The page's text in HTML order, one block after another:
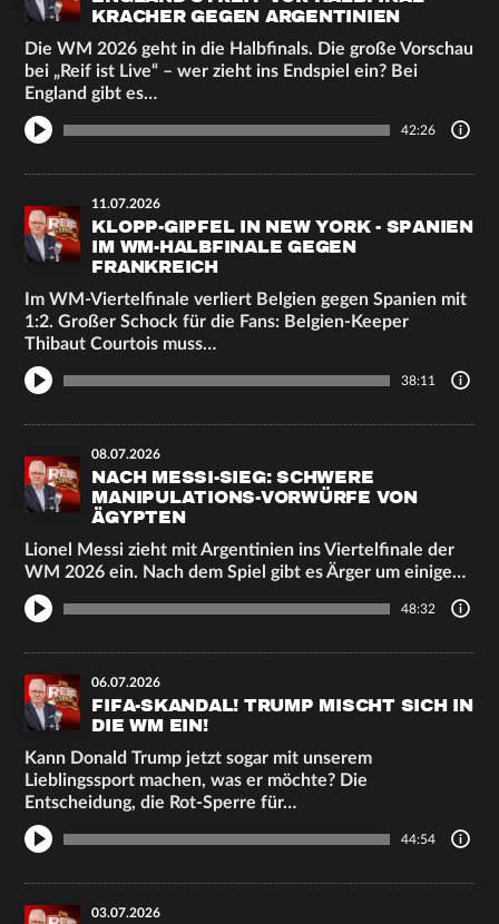
KRACHER GEGEN ARGENTINIEN
Die WM 2026 geht in die Halbfinals. Die große Vorschau
bei „Reif ist Live“ – wer zieht ins Endspiel ein? Bei
England gibt es…
42:26
11.07.2026
KLOPP-GIPFEL IN NEW YORK - SPANIEN
IM WM-HALBFINALE GEGEN
FRANKREICH
Im WM-Viertelfinale verliert Belgien gegen Spanien mit
1:2. Großer Schock für die Fans: Belgien-Keeper
Thibaut Courtois muss…
38:11
08.07.2026
NACH MESSI-SIEG: SCHWERE
MANIPULATIONS-VORWÜRFE VON
ÄGYPTEN
Lionel Messi zieht mit Argentinien ins Viertelfinale der
WM 2026 ein. Nach dem Spiel gibt es Ärger um einige…
48:32
06.07.2026
FIFA-SKANDAL! TRUMP MISCHT SICH IN
DIE WM EIN!
Kann Donald Trump jetzt sogar mit unserem
Lieblingssport machen, was er möchte? Die
Entscheidung, die Rot-Sperre für…
44:54
03.07.2026